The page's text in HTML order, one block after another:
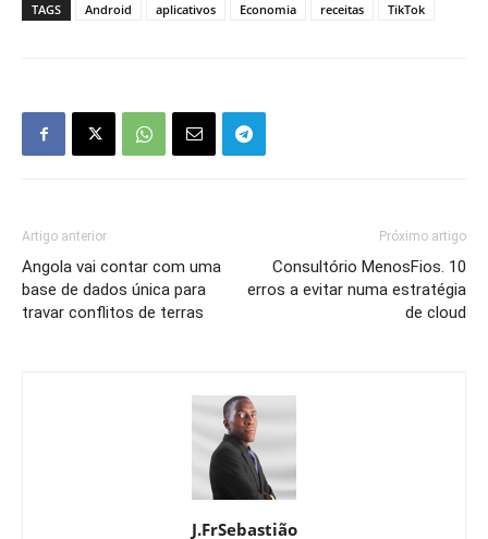
TAGS Android aplicativos Economia receitas TikTok
Artigo anterior
Angola vai contar com uma
base de dados única para
travar conflitos de terras
Próximo artigo
Consultório MenosFios. 10
erros a evitar numa estratégia
de cloud
J.FrSebastião